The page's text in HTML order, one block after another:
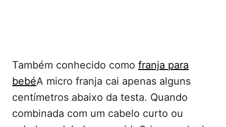
Também conhecido como franja para
bebéA micro franja cai apenas alguns
centímetros abaixo da testa. Quando
combinada com um cabelo curto ou